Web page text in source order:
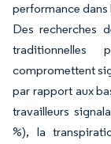
performance
Des recherches
traditionnelles
compromettent
par rapport aux
travailleurs
%), la